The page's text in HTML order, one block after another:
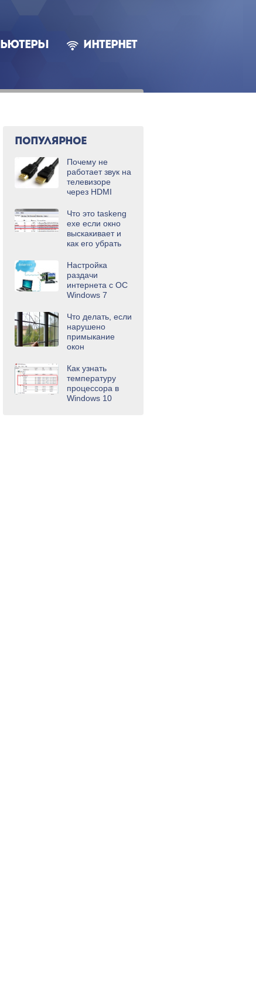
ИНТЕРНЕТ
ПОПУЛЯРНОЕ
Почему не
работает звук на
телевизоре
через HDMI
Что это taskeng
exe если окно
выскакивает и
как его убрать
Настройка
раздачи
интернета с ОС
Windows 7
Что делать, если
нарушено
примыкание
окон
Как узнать
температуру
процессора в
Windows 10